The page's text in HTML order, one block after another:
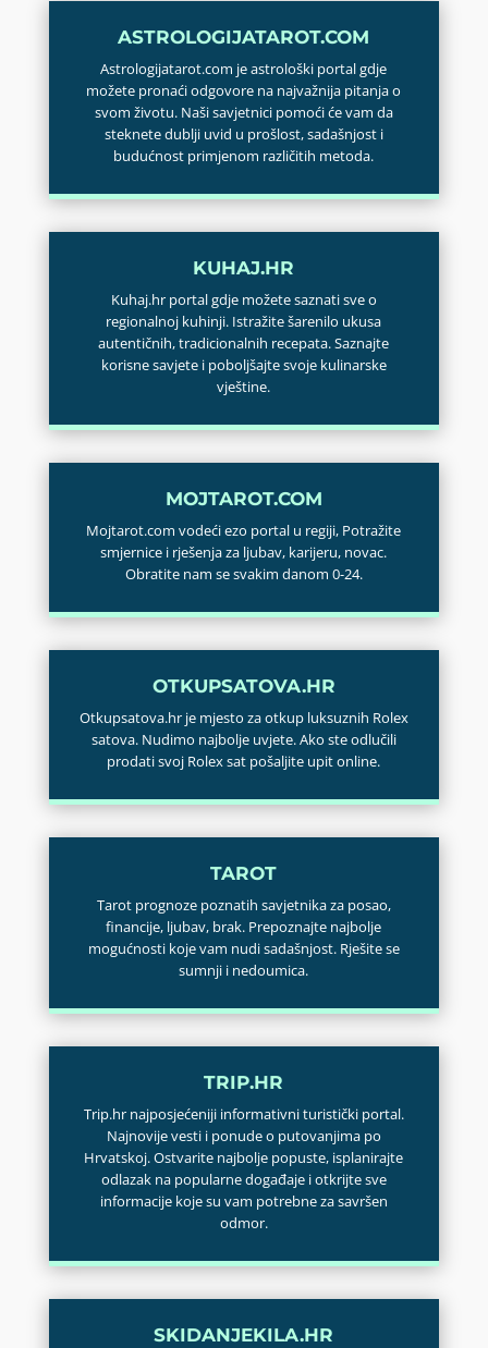
ASTROLOGIJATAROT.COM
Astrologijatarot.com je astrološki portal gdje
možete pronaći odgovore na najvažnija pitanja o
svom životu. Naši savjetnici pomoći će vam da
steknete dublji uvid u prošlost, sadašnjost i
budućnost primjenom različitih metoda.
KUHAJ.HR
Kuhaj.hr portal gdje možete saznati sve o
regionalnoj kuhinji. Istražite šarenilo ukusa
autentičnih, tradicionalnih recepata. Saznajte
korisne savjete i poboljšajte svoje kulinarske
vještine.
MOJTAROT.COM
Mojtarot.com vodeći ezo portal u regiji, Potražite
smjernice i rješenja za ljubav, karijeru, novac.
Obratite nam se svakim danom 0-24.
OTKUPSATOVA.HR
Otkupsatova.hr je mjesto za otkup luksuznih Rolex
satova. Nudimo najbolje uvjete. Ako ste odlučili
prodati svoj Rolex sat pošaljite upit online.
TAROT
Tarot prognoze poznatih savjetnika za posao,
financije, ljubav, brak. Prepoznajte najbolje
mogućnosti koje vam nudi sadašnjost. Rješite se
sumnji i nedoumica.
TRIP.HR
Trip.hr najposjećeniji informativni turistički portal.
Najnovije vesti i ponude o putovanjima po
Hrvatskoj. Ostvarite najbolje popuste, isplanirajte
odlazak na popularne događaje i otkrijte sve
informacije koje su vam potrebne za savršen
odmor.
SKIDANJEKILA.HR